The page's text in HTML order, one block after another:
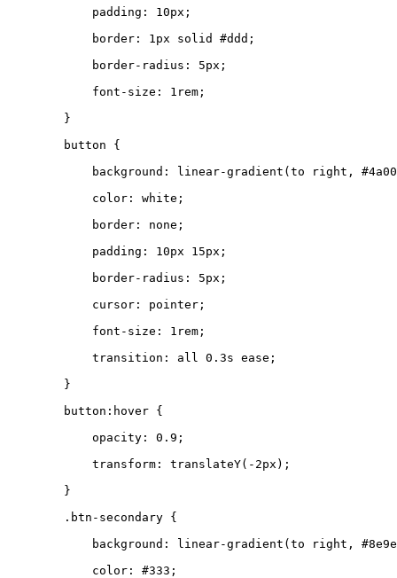
padding : 10px ;
border : 1 px solid #ddd ;
border-radius : 5px ;
font-size : 1 rem ;
}
button
{
background : linear-gradient (to right ,
color : white ;
border : none ;
padding : 10px 15px ;
border-radius : 5px ;
cursor : pointer ;
font-size : 1 rem ;
transition : all 0.3s ease ;
}
button : hover {
opacity : 0.9 ;
transform : translateY( -2px );
}
. btn-secondary {
background : linear-gradient (to right ,
color : #333 ;